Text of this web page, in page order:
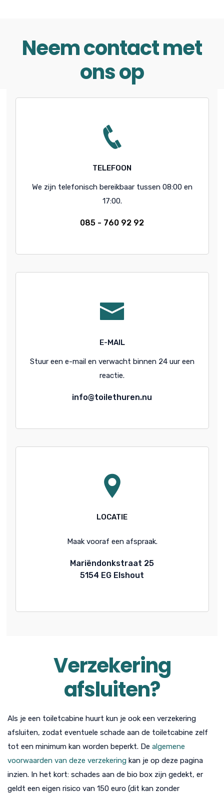
Neem contact met
ons op
TELEFOON
We zijn telefonisch bereikbaar tussen 08:00 en
17:00.
085 - 760 92 92
E-MAIL
Stuur een e-mail en verwacht binnen 24 uur een
reactie.
info@toilethuren.nu
LOCATIE
Maak vooraf een afspraak.
Mariëndonkstraat 25
5154 EG Elshout
Verzekering
afsluiten?
Als je een toiletcabine huurt kun je ook een verzekering
afsluiten, zodat eventuele schade aan de toiletcabine zelf
tot een minimum kan worden beperkt. De algemene
voorwaarden van deze verzekering kan je op deze pagina
inzien. In het kort: schades aan de bio box zijn gedekt, er
geldt een eigen risico van 150 euro (dit kan zonder